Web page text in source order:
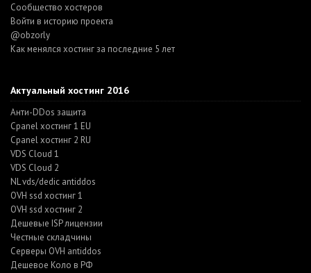
Cообщество хостеров
Войти в историю проекта
@obzorly
Как менялся хостинг за последние 5 лет
Актуальный хостинг 2016
Анти-DDos защита
Cpanel хостинг 1 EU
Cpanel хостинг 2 RU
VDS Cloud 1
VDS Cloud 2
NL vds/dedic antiddos
OVH ssd хостинг 1
OVH ssd хостинг 2
Дешевые ISP лицензии
Честные складчины
Серверы OVH antiddos
Дешевое Коло в РФ